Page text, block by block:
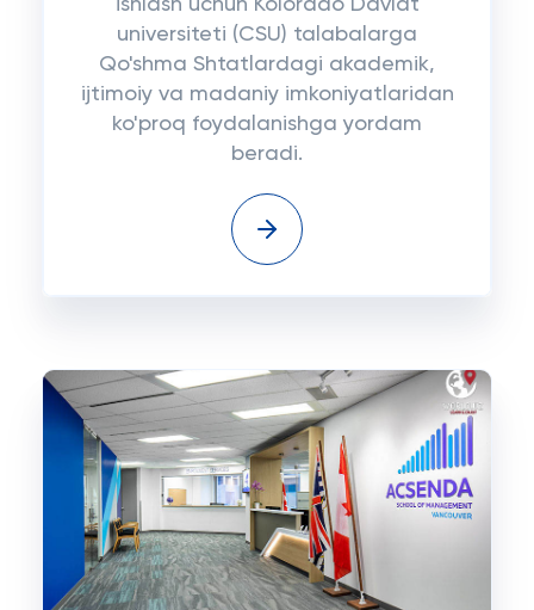
ishlash uchun Kolorado Davlat
universiteti (CSU) talabalarga
Qo'shma Shtatlardagi akademik,
ijtimoiy va madaniy imkoniyatlaridan
ko'proq foydalanishga yordam
beradi.